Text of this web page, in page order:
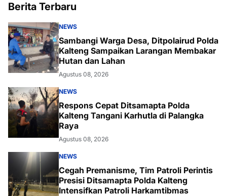
Berita Terbaru
NEWS
Sambangi Warga Desa, Ditpolairud Polda
Kalteng Sampaikan Larangan Membakar
Hutan dan Lahan
Agustus 08, 2026
NEWS
Respons Cepat Ditsamapta Polda
Kalteng Tangani Karhutla di Palangka
Raya
Agustus 08, 2026
NEWS
Cegah Premanisme, Tim Patroli Perintis
Presisi Ditsamapta Polda Kalteng
Intensifkan Patroli Harkamtibmas